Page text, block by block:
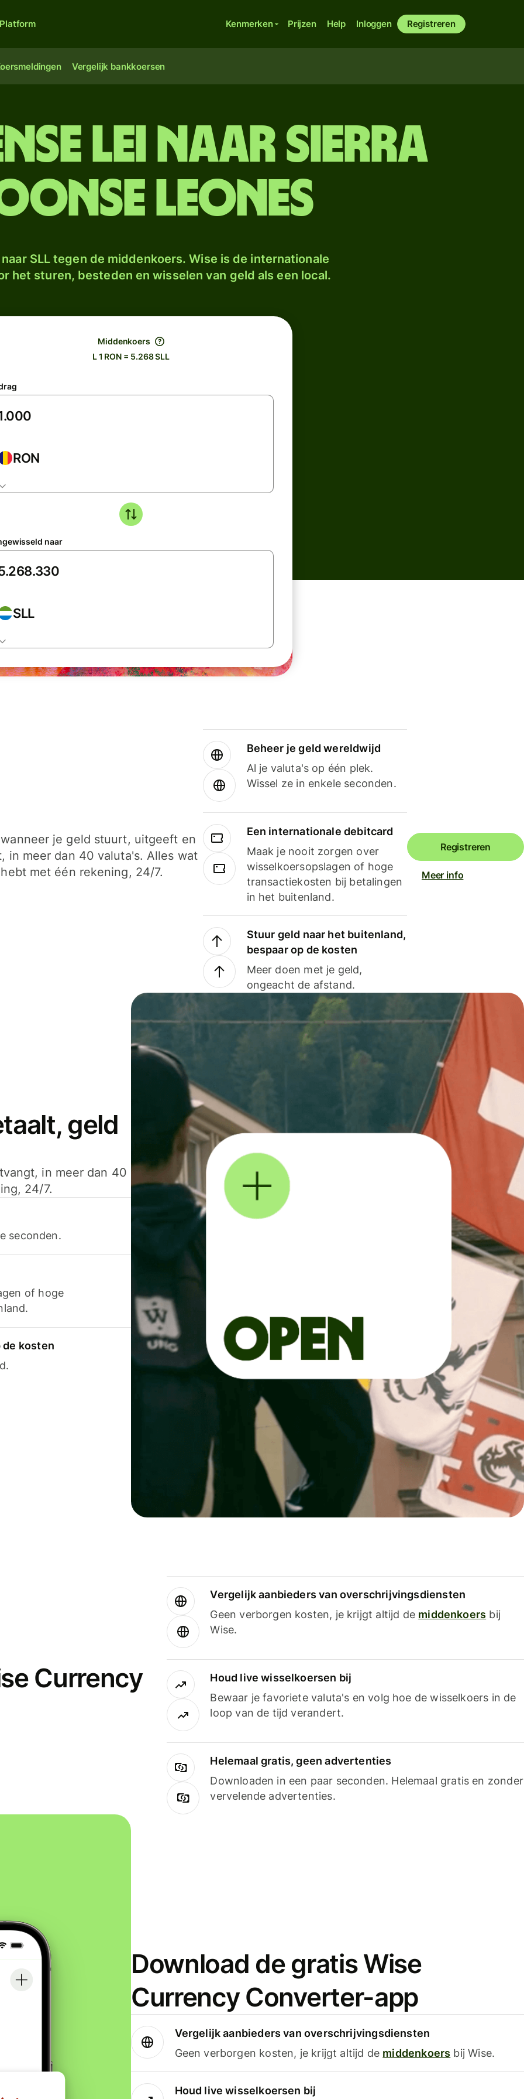
Platform Kenmerken Prijzen Help Inloggen Registreren
Vergelijk bankkoersen
lei naar Sierra
leones
naar SLL tegen de middenkoers. Wise is de internationale
het sturen, besteden en wisselen van geld als een local.
Middenkoers
L 1 RON = 5.268 SLL
RON
naar
SLL
je geld stuurt, uitgeeft en
in meer dan 40 valuta's. Alles wat
met één rekening, 24/7.
Beheer je geld wereldwijd
Al je valuta's op één plek.
Wissel ze in enkele seconden.
Een internationale debitcard
Maak je nooit zorgen over
wisselkoersopslagen of hoge
transactiekosten bij betalingen
in het buitenland.
Stuur geld naar het buitenland,
bespaar op de kosten
Meer doen met je geld,
ongeacht de afstand.
Registreren
Meer info
geld
in meer dan 40
24/7.
seconden.
of hoge
de kosten
Currency
Vergelijk aanbieders van overschrijvingsdiensten
Geen verborgen kosten, je krijgt altijd de middenkoers bij
Wise.
Houd live wisselkoersen bij
Bewaar je favoriete valuta's en volg hoe de wisselkoers in de
loop van de tijd verandert.
Helemaal gratis, geen advertenties
Downloaden in een paar seconden. Helemaal gratis en zonder
vervelende advertenties.
Download de gratis Wise
Currency Converter-app
Vergelijk aanbieders van overschrijvingsdiensten
Geen verborgen kosten, je krijgt altijd de middenkoers bij Wise.
Houd live wisselkoersen bij